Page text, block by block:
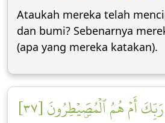
Ataukah mereka telah
dan bumi? Sebenarnya
(apa yang mereka katakan).
أَمۡ هُمُ ٱلۡمُصَۜيۡطِرُونَ [٣٧]